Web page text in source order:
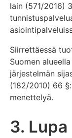
lain (571/2016)
Siirrettäessä
Suomen
järjestelmän
(182/2010) 66
menettelyä.
3. Lupa